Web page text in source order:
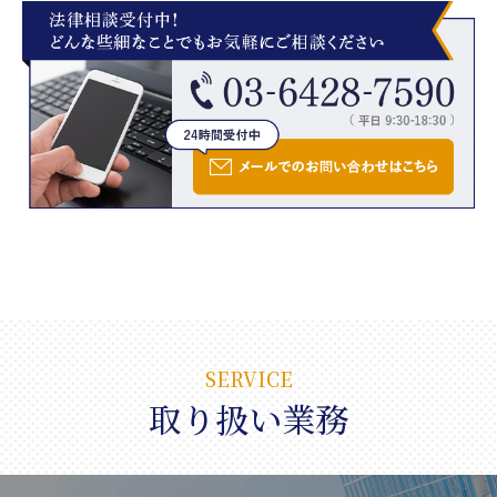
SERVICE
取り扱い業務